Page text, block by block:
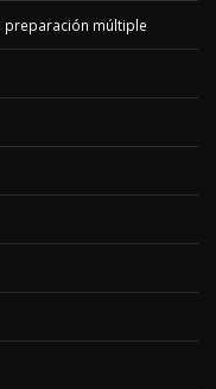
preparación múltiple